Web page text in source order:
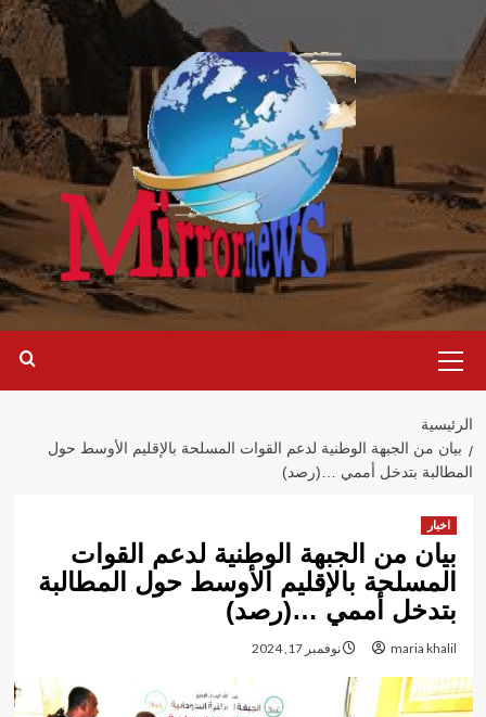
تخطي
إلى
المحتوى
الرئيسية
الرئيسية
بيان من الجبهة الوطنية لدعم القوات المسلحة بالإقليم الأوسط حول
المطالبة بتدخل أممي …(رصد)
اخبار
بيان من الجبهة الوطنية لدعم القوات
المسلحة بالإقليم الأوسط حول المطالبة
بتدخل أممي …(رصد)
maria khalil نوفمبر 17, 2024